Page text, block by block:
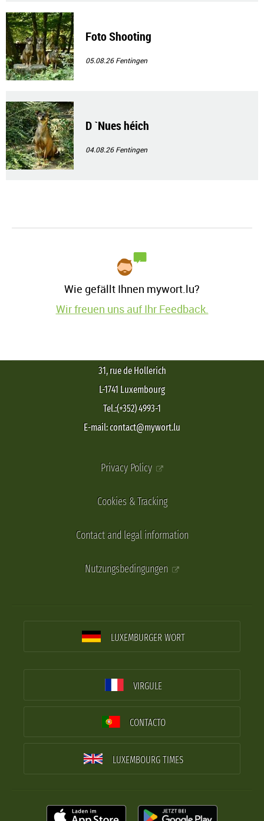
Foto Shooting
05.08.26Fentingen
D `Nues héich
04.08.26Fentingen
Wie gefällt Ihnen mywort.lu?
Wir freuen uns auf Ihr Feedback.
31, rue de Hollerich
L-1741 Luxembourg
Tel.:(+352) 4993-1
E-mail: contact@mywort.lu
Privacy Policy
Cookies & Tracking
Contact and legal information
Nutzungsbedingungen
LUXEMBURGER WORT
VIRGULE
CONTACTO
LUXEMBOURG TIMES